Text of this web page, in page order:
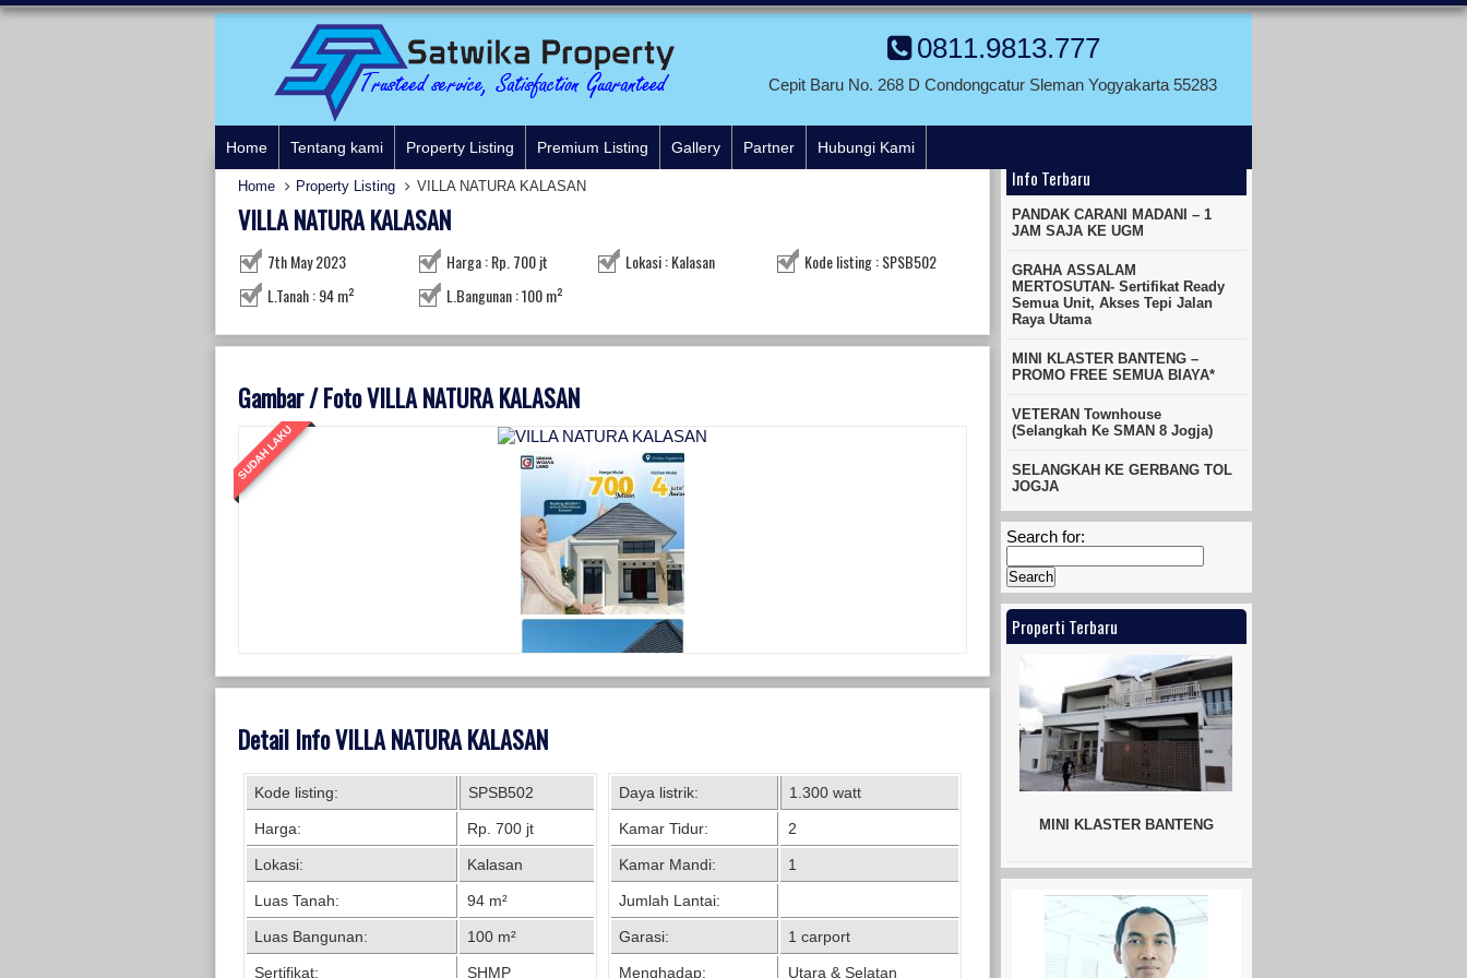
Home Tentang kami Property Listing Premium Listing Gallery Partner Hubungi Kami
0811.9813.777
Cepit Baru No. 268 D Condongcatur Sleman Yogyakarta 55283
Home Property Listing VILLA NATURA KALASAN
VILLA NATURA KALASAN
7th May 2023 Harga : Rp. 700 jt Lokasi : Kalasan
Kode listing : SPSB502
L.Tanah : 94 m²
L.Bangunan : 100 m²
Gambar / Foto VILLA NATURA KALASAN
SUDAH LAKU
Detail Info VILLA NATURA KALASAN
Kode listing: SPSB502
Harga: Rp. 700 jt
Lokasi: Kalasan
Luas Tanah: 94 m²
Luas Bangunan: 100 m²
Sertifikat: SHMP
Daya listrik: 1.300 watt
Kamar Tidur: 2
Kamar Mandi: 1
Jumlah Lantai:
Garasi: 1 carport
Menghadap: Utara & Selatan
Info Terbaru
PANDAK CARANI MADANI – 1
JAM SAJA KE UGM
GRAHA ASSALAM
MERTOSUTAN- Sertifikat Ready
Semua Unit, Akses Tepi Jalan
Raya Utama
MINI KLASTER BANTENG –
PROMO FREE SEMUA BIAYA*
VETERAN Townhouse
(Selangkah Ke SMAN 8 Jogja)
SELANGKAH KE GERBANG TOL
JOGJA
Search for:
Properti Terbaru
MINI KLASTER BANTENG